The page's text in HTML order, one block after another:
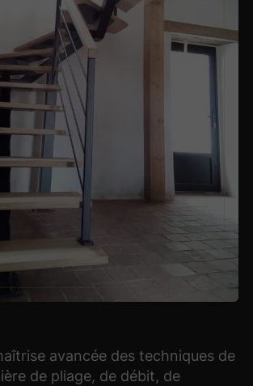
avancée des techniques de
de pliage, de débit, de